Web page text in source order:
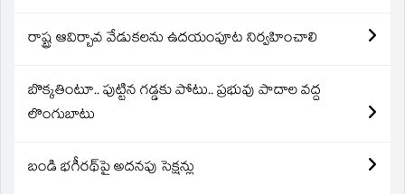
రాష్ట్ర ఆవిర్బావ వేడుకలను ఉదయంపూట నిర్వహించాలి
బొక్కతింటూ.. పుట్టిన గడ్డకు పోటు.. ప్రభువు పాదాల వద్ద
లొంగుబాటు
బండి భగీరథ్‌పై అదనపు సెక్షన్లు